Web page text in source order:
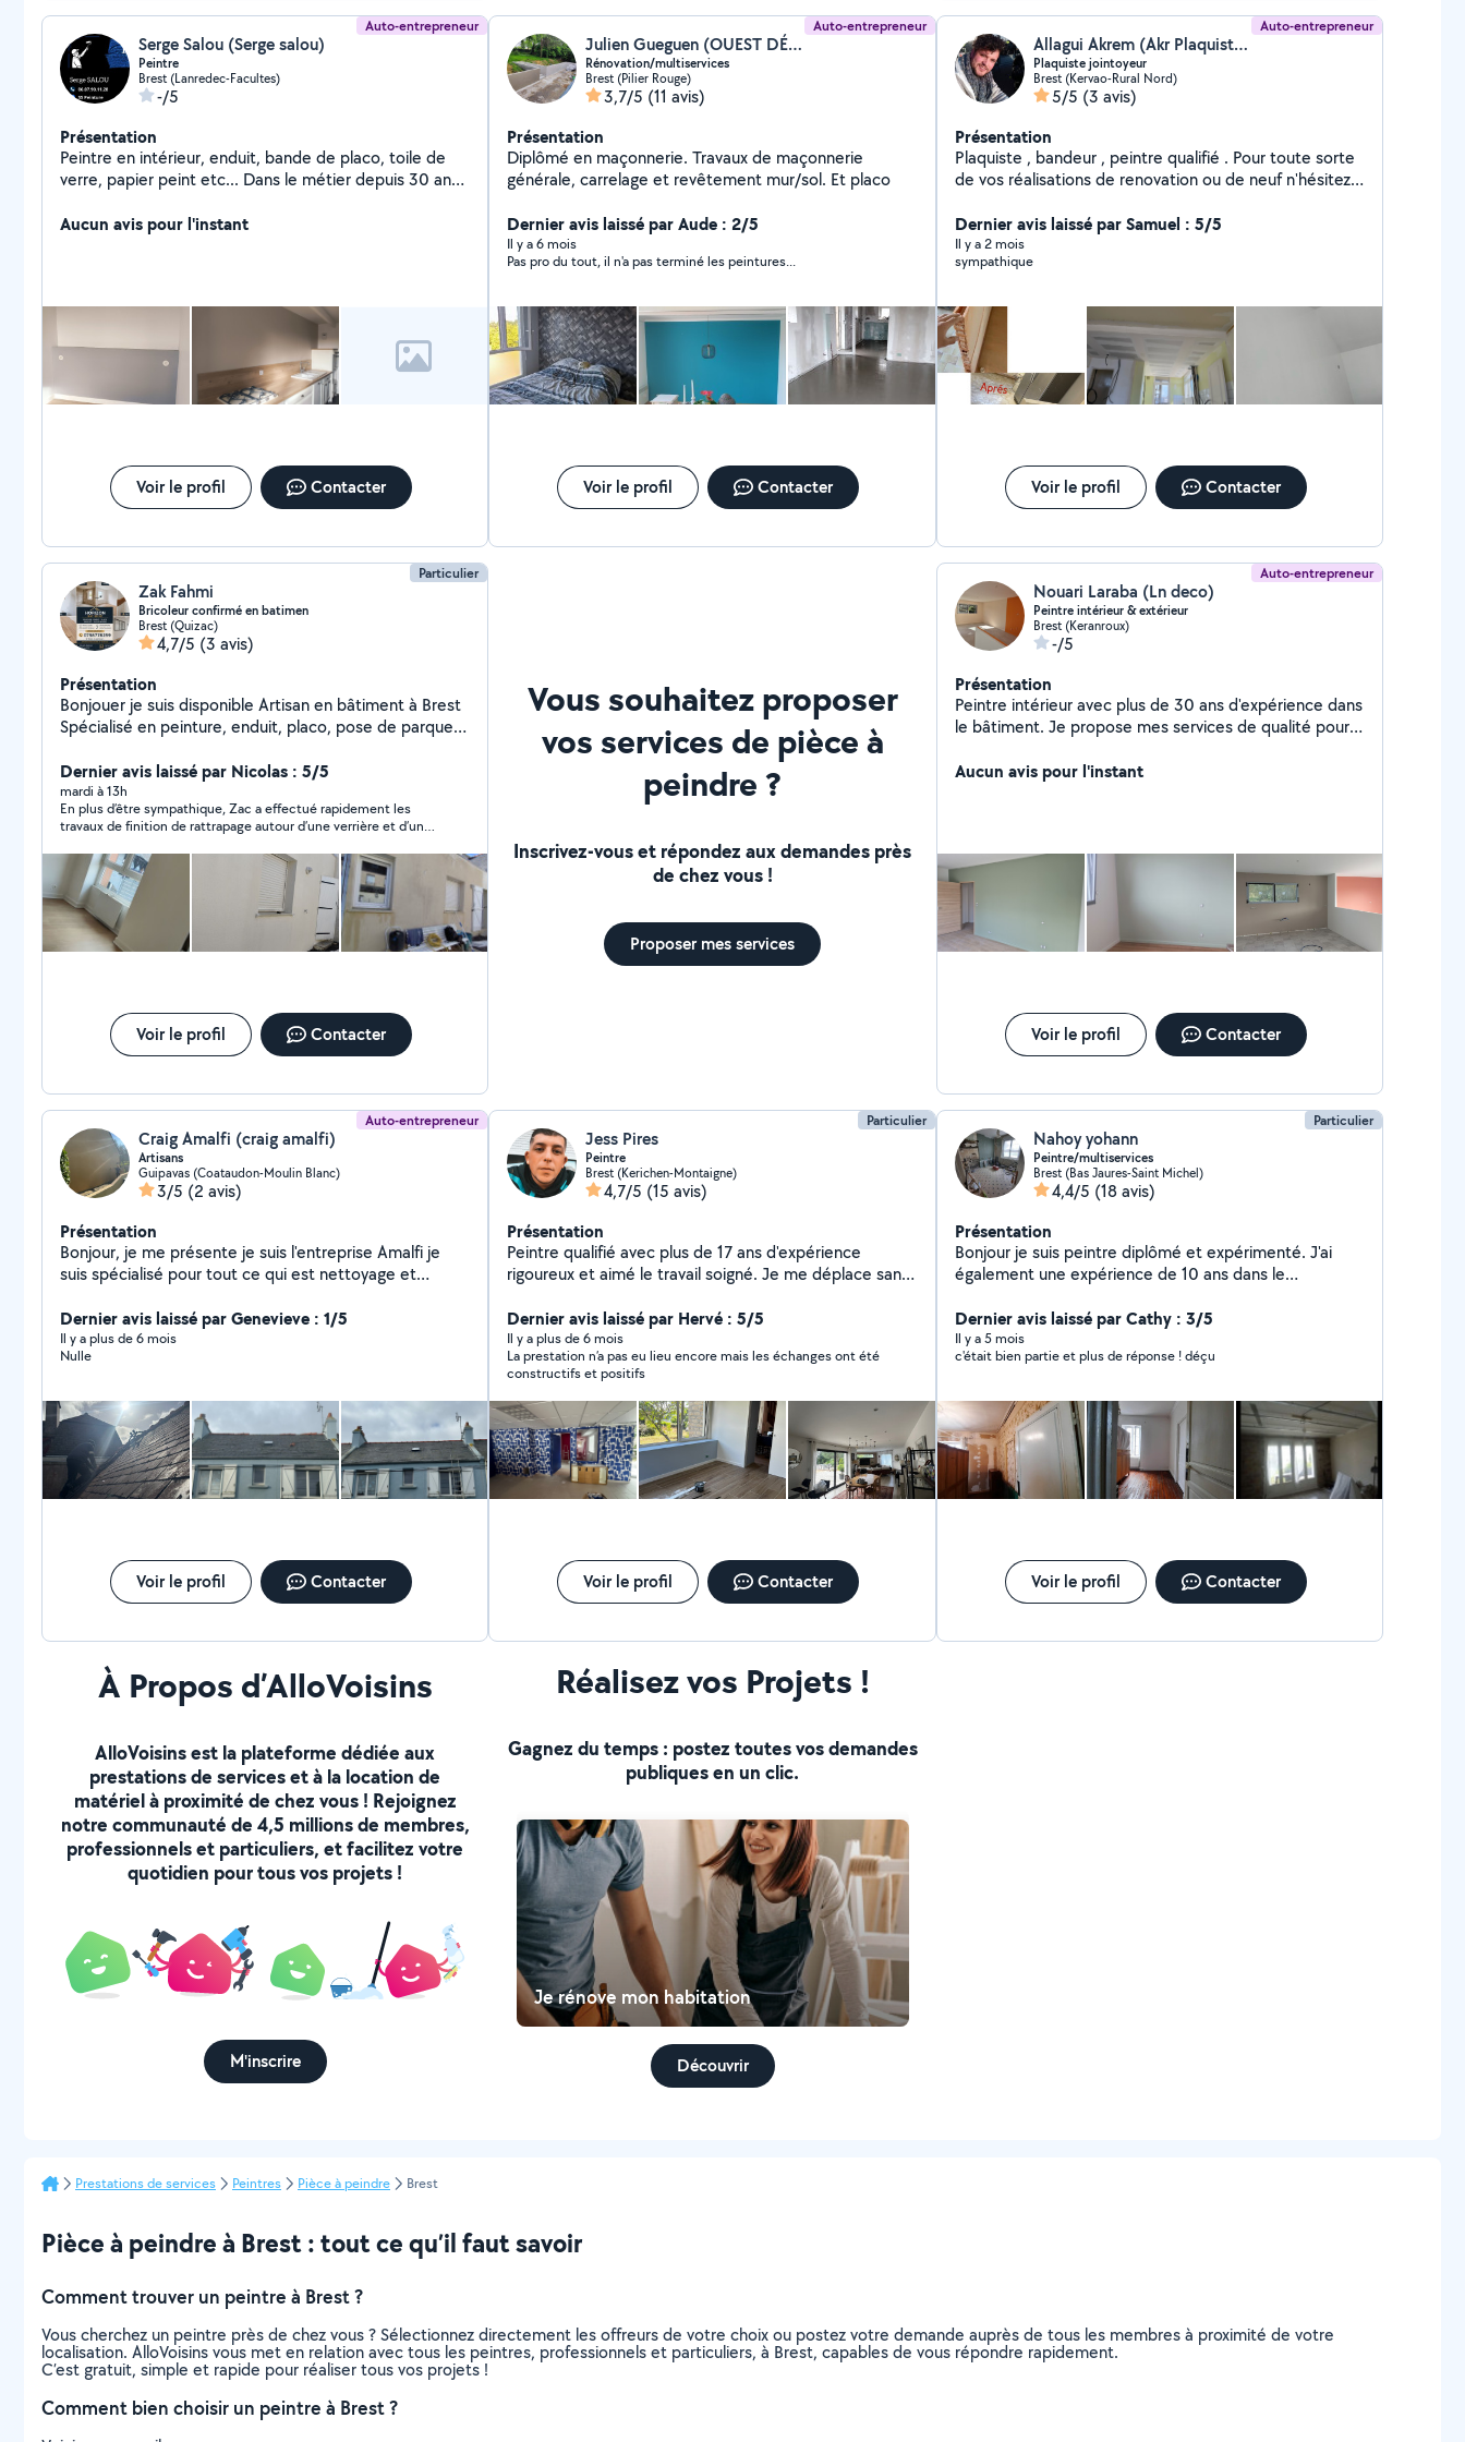
Auto-entrepreneur
Serge Salou (Serge salou)
Peintre
Brest (Lanredec-Facultes)
-/5
Présentation
Peintre en intérieur, enduit, bande de placo, toile de
verre, papier peint etc... Dans le métier depuis 30 ans,
Aucun avis pour l'instant
Voir le profil Contacter
Auto-entrepreneur
Julien Gueguen (OUEST DÉCO BRICO)
Rénovation/multiservices
Brest (Pilier Rouge)
3,7/5 (11 avis)
Présentation
Diplômé en maçonnerie. Travaux de maçonnerie
générale, carrelage et revêtement mur/sol. Et placo
Dernier avis laissé par Aude : 2/5
Il y a 6 mois
Pas pro du tout, il n'a pas terminé les peintures...
Voir le profil Contacter
Auto-entrepreneur
Allagui Akrem (Akr Plaquiste Jointoyeur)
Plaquiste jointoyeur
Brest (Kervao-Rural Nord)
5/5 (3 avis)
Présentation
Plaquiste , bandeur , peintre qualifié . Pour toute sorte
de vos réalisations de renovation ou de neuf n'hésitez
Dernier avis laissé par Samuel : 5/5
Il y a 2 mois
sympathique
Voir le profil Contacter
Particulier
Zak Fahmi
Bricoleur confirmé en batimen
Brest (Quizac)
4,7/5 (3 avis)
Présentation
Bonjouer je suis disponible Artisan en bâtiment à Brest
Spécialisé en peinture, enduit, placo, pose de parquet,
soigné, devis gratuit, intervention rapide et respect des
délais. N'hésitez pas à me contacter pour tous vos
projets de rénovation.
Dernier avis laissé par Nicolas : 5/5
mardi à 13h
En plus d’être sympathique, Zac a effectué rapidement les
travaux de finition de rattrapage autour d’une verrière et d’un
également complémentaires comme le coffrage de tuyaux
dans mes toilettes et une obturation autour de portes
coulissantes et ´ l en remercie.
Voir le profil Contacter
Vous souhaitez proposer
vos services de pièce à
peindre ?
Inscrivez-vous et répondez aux demandes près
de chez vous !
Proposer mes services
Auto-entrepreneur
Nouari Laraba (Ln deco)
Peintre intérieur & extérieur
Brest (Keranroux)
-/5
Présentation
Peintre intérieur avec plus de 30 ans d'expérience dans
le bâtiment. Je propose mes services de qualité pour
de nouvelles constructions Je propose plusieurs
Conseils personnalisés pour le choix des couleurs et
des finitions
Aucun avis pour l'instant
Voir le profil Contacter
Auto-entrepreneur
Craig Amalfi (craig amalfi)
Artisans
Guipavas (Coataudon-Moulin Blanc)
3/5 (2 avis)
Présentation
Bonjour, je me présente je suis l'entreprise Amalfi je
suis spécialisé pour tout ce qui est nettoyage et
remplacement du faîtage , pour plus de
renseignements, n'hésitez pas à me contacter,
déplacement et devis gratuit
Dernier avis laissé par Genevieve : 1/5
Il y a plus de 6 mois
Nulle
Voir le profil Contacter
Particulier
Jess Pires
Peintre
Brest (Kerichen-Montaigne)
4,7/5 (15 avis)
Présentation
Peintre qualifié avec plus de 17 ans d'expérience
rigoureux et aimé le travail soigné. Je me déplace sans
Dernier avis laissé par Hervé : 5/5
Il y a plus de 6 mois
La prestation n’a pas eu lieu encore mais les échanges ont été
constructifs et positifs
Voir le profil Contacter
Particulier
Nahoy yohann
Peintre/multiservices
Brest (Bas Jaures-Saint Michel)
4,4/5 (18 avis)
Présentation
Bonjour je suis peintre diplômé et expérimenté. J'ai
également une expérience de 10 ans dans le
cordes à mon arc je peux vous proposer mes
compétences dans plusieurs domaines.
Dernier avis laissé par Cathy : 3/5
Il y a 5 mois
c'était bien partie et plus de réponse ! déçu
Voir le profil Contacter
À Propos d’AlloVoisins
AlloVoisins est la plateforme dédiée aux
prestations de services et à la location de
matériel à proximité de chez vous ! Rejoignez
notre communauté de 4,5 millions de membres,
professionnels et particuliers, et facilitez votre
quotidien pour tous vos projets !
M'inscrire
Réalisez vos Projets !
Gagnez du temps : postez toutes vos demandes
publiques en un clic.
Je rénove mon habitation
Découvrir
Prestations de services Peintres Pièce à peindre Brest
Pièce à peindre à Brest : tout ce qu’il faut savoir
Comment trouver un peintre à Brest ?
Vous cherchez un peintre près de chez vous ? Sélectionnez directement les offreurs de votre choix ou postez votre demande auprès de tous les membres à proximité de votre
localisation. AlloVoisins vous met en relation avec tous les peintres, professionnels et particuliers, à Brest, capables de vous répondre rapidement.
C’est gratuit, simple et rapide pour réaliser tous vos projets !
Comment bien choisir un peintre à Brest ?